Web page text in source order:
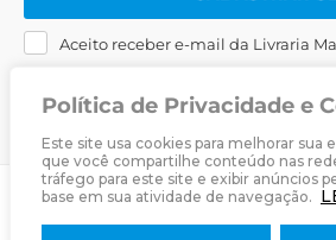
Política de Privacidade e
Este site usa cookies para melhorar sua
que você compartilhe conteúdo nas
tráfego para este site e exibir anúncios
base em sua atividade de navegação.
Aceito receber e-mail da Livraria
Livraria Martin Luther·